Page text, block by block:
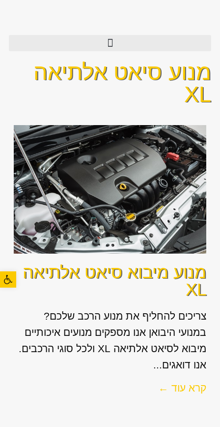
מנוע סיאט אלתיאה
XL
מנוע מיבוא סיאט אלתיאה
XL
צריכים להחליף את מנוע הרכב שלכם?
במנועי היבואן אנו מספקים מנועים איכותיים
מיבוא לסיאט אלתיאה XL ולכל סוגי הרכבים.
אנו דואגים...
קרא עוד ←
פתח